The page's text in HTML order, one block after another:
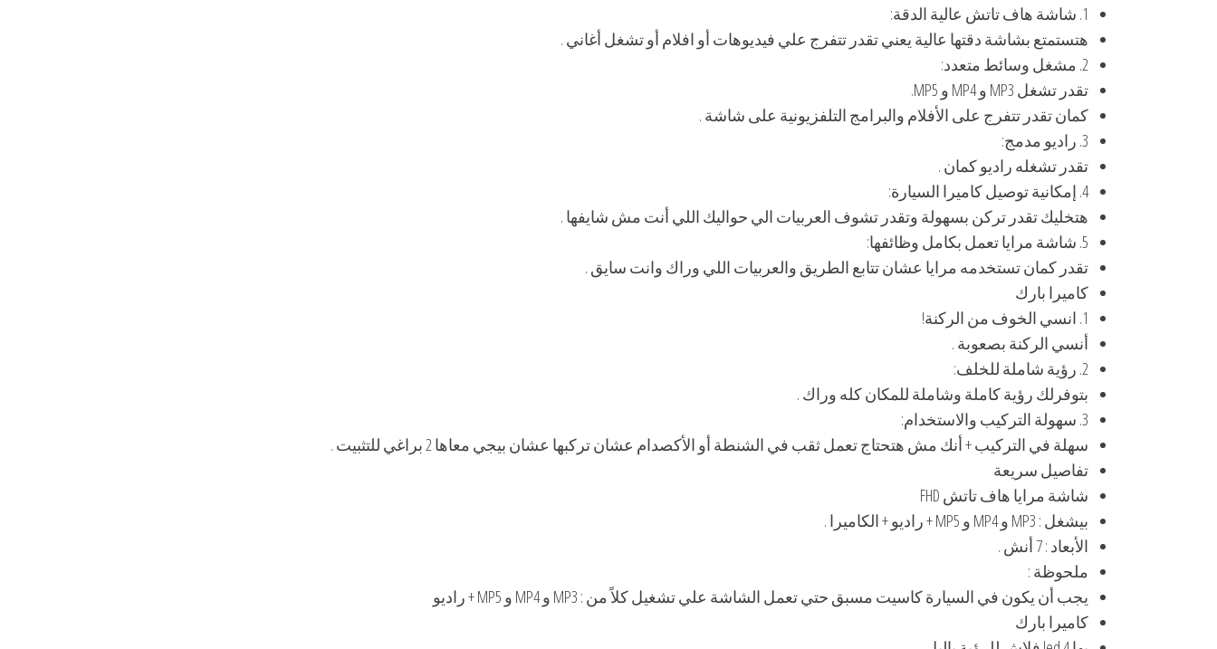
1. شاشة هاف تاتش عالية الدقة:
هتستمتع بشاشة دقتها عالية يعني تقدر تتفرج علي فيديوهات أو افلام أو تشغل أغاني .
2. مشغل وسائط متعدد:
تقدر تشغل MP3 و MP4 و MP5.
كمان تقدر تتفرج على الأفلام والبرامج التلفزيونية على شاشة .
3. راديو مدمج:
تقدر تشغله راديو كمان .
4. إمكانية توصيل كاميرا السيارة:
هتخليك تقدر تركن بسهولة وتقدر تشوف العربيات الي حواليك اللي أنت مش شايفها .
5. شاشة مرايا تعمل بكامل وظائفها:
تقدر كمان تستخدمه مرايا عشان تتابع الطريق والعربيات اللي وراك وانت سايق .
كاميرا بارك
1. انسي الخوف من الركنة!
أنسي الركنة بصعوبة .
2. رؤية شاملة للخلف:
بتوفرلك رؤية كاملة وشاملة للمكان كله وراك .
3. سهولة التركيب والاستخدام:
سهلة في التركيب + أنك مش هتحتاج تعمل ثقب في الشنطة أو الأكصدام عشان تركبها عشان بيجي معاها 2 براغي للتثبيت .
تفاصيل سريعة
شاشة مرايا هاف تاتش FHD
بيشغل : MP3 و MP4 و MP5 + راديو + الكاميرا .
الأبعاد : 7 أنش .
ملحوظة :
يجب أن يكون في السيارة كاسيت مسبق حتي تعمل الشاشة علي تشغيل كلاً من : MP3 و MP4 و MP5 + راديو
كاميرا بارك